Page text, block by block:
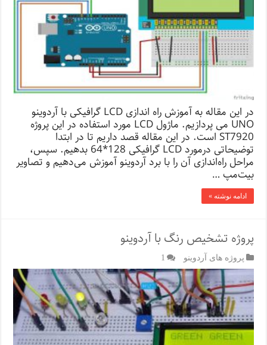
در این مقاله به آموزش راه اندازی LCD گرافیکی با آردوینو
UNO می پردازیم. ماژول LCD مورد استفاده در این پروژه
ST7920 است. در این مقاله قصد داریم تا در ابتدا
توضیحاتی درمورد LCD گرافیکی 128*64 بدهیم. سپس،
مراحل راه‌اندازی آن را با برد آردوینو آموزش می‌دهیم و تصاویر
بیت‌مپ …
ادامه نوشته »
پروژه تشخیص رنگ با آردوینو
پروژه های آردوینو 1